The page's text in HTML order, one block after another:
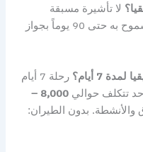
لا تأشيرة مسبقة
للمواطنين السعوديين — الدخول مسموح به حتى 90 يوماً بجواز
7 أيام؟
رحلة 7 أيام
تتكلف حوالي
8,000 –
والأنشطة. بدون الطيران: